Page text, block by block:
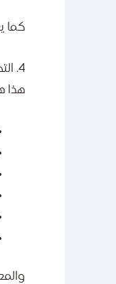
كما
4. التحليل المالي والتشغيلي
هذا